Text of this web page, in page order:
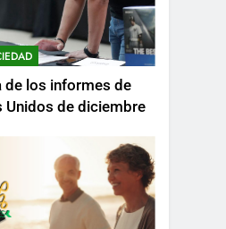
de los informes de
Unidos de diciembre